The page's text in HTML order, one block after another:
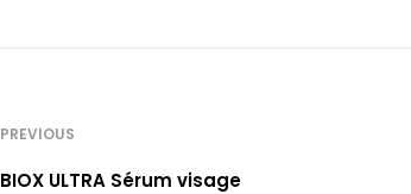
PREVIOUS
BIOX ULTRA Sérum visage